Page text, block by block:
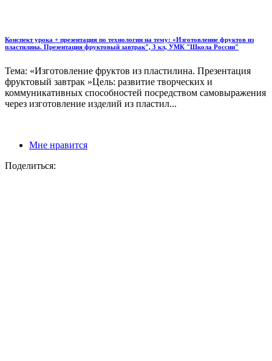
Конспект урока + презентация по технологии на тему: «Изготовление фруктов из
пластилина. Презентация фруктовый завтрак", 3 кл, УМК "Школа России"
Тема: «Изготовление фруктов из пластилина. Презентация
фруктовый завтрак »Цель: развитие творческих и
коммуникативных способностей посредством самовыражения
через изготовление изделий из пластил...
Мне нравится
Поделиться: